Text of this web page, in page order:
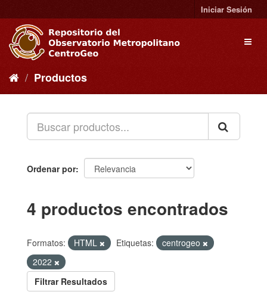
al
contenido
Iniciar Sesión
Productos
Ordenar por
4 productos encontrados
Formatos: HTML Etiquetas:
centrogeo
2022
Filtrar Resultados